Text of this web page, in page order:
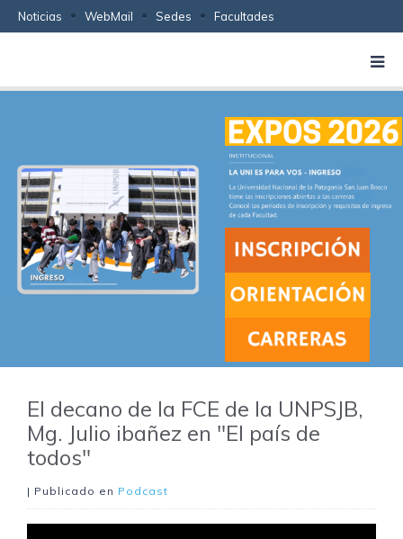
Noticias WebMail Sedes Facultades
El decano de la FCE de la UNPSJB,
Mg. Julio ibañez en "El país de
todos"
| Publicado en Podcast